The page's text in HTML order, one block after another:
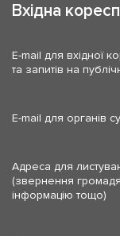
Вхідна
E-mail для вхідної
та запитів на
E-mail для органів
Адреса для
(звернення
інформацію тощо)